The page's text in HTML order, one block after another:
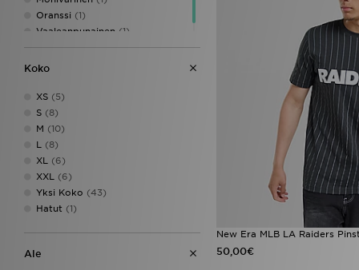
Le Coq Sportif(3)
LEVI'S(30)
Macron(2)
Mallet LDN
Mizuno
mnml
MONTIREX
Napapijri
New Balance
New Era
Nicce(4)
Nike(1327)
PE Nation
Oranssi (1)
Vaaleanpunainen (1)
Koko
XS (5)
S (8)
M (10)
L
(8)
XL
(6)
XXL
(6)
Yksi Koko (43)
Hatut (1)
Ale
New Era MLB LA Raiders
50,00€